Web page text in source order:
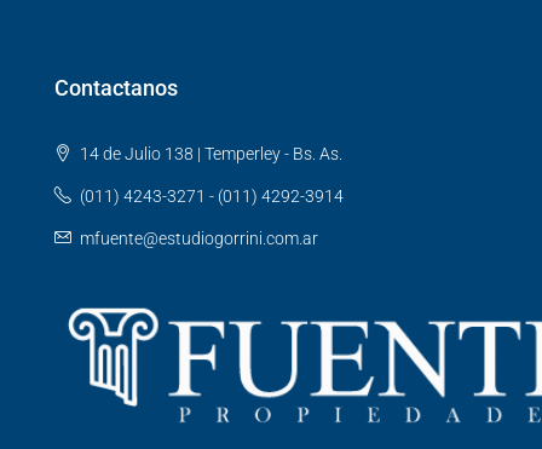
Contactanos
14 de Julio 138 | Temperley - Bs. As.
(011) 4243-3271 - (011) 4292-3914
mfuente@estudiogorrini.com.ar